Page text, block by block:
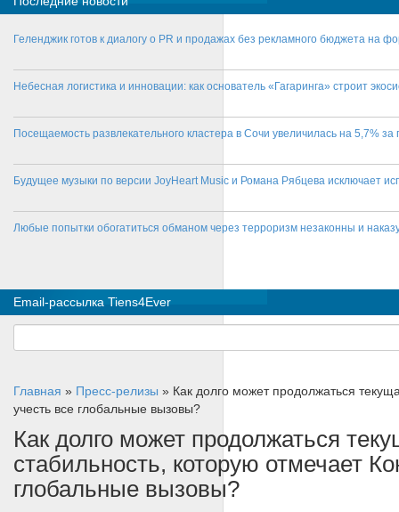
Геленджик готов к диалогу о PR и продажах без рекламного бюджета на
Небесная логистика и инновации: как основатель «Гагаринга» строит
Посещаемость развлекательного кластера в Сочи увеличилась на 5,7% за
Будущее музыки по версии JoyHeart Music и Романа Рябцева исключает
Любые попытки обогатиться обманом через терроризм незаконны и
Email-рассылка Tiens4Ever
Главная » Пресс-релизы » Как долго может продолжаться
учесть все глобальные вызовы?
Как долго может продолжаться
стабильность, которую отмечает
глобальные вызовы?